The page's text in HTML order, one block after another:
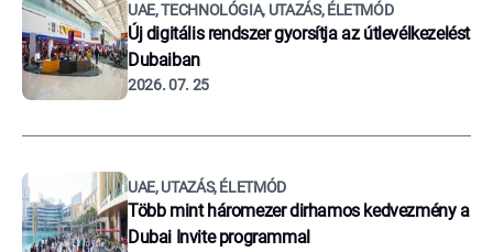
UAE, TECHNOLÓGIA, UTAZÁS, ÉLETMÓD
Új digitális rendszer gyorsítja az útlevélkezelést
Dubaiban
2026. 07. 25
UAE, UTAZÁS, ÉLETMÓD
Több mint háromezer dirhamos kedvezmény a
Dubai Invite programmal